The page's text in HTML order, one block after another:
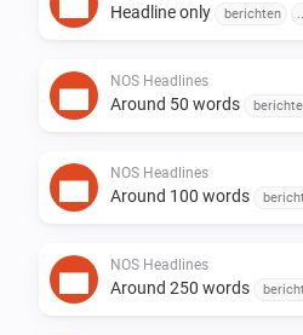
OPMERKINGEN:
-   Homey kan alleen het
-   Niet Nederlandse woorden
uitspreken.
Vind je dit leuk?
Headline only berichten
NOS Headlines
Around 50 words
NOS Headlines
Around 100 words
NOS Headlines
Around 250 words